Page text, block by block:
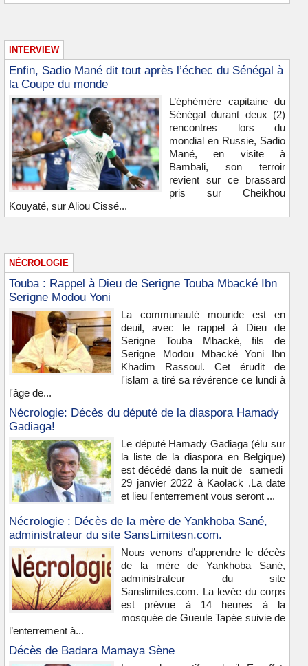
INTERVIEW
Enfin, Sadio Mané dit tout après l’échec du Sénégal à
la Coupe du monde
L’éphémère capitaine du
Sénégal durant deux (2)
rencontres lors du
mondial en Russie, Sadio
Mané, en visite à
Bambali, son terroir
revient sur ce brassard
pris sur Cheikhou
Kouyaté, sur Aliou Cissé...
NÉCROLOGIE
Touba : Rappel à Dieu de Serigne Touba Mbacké Ibn
Serigne Modou Yoni
La communauté mouride est en
deuil, avec le rappel à Dieu de
Serigne Touba Mbacké, fils de
Serigne Modou Mbacké Yoni Ibn
Khadim Rassoul. Cet érudit de
l'islam a tiré sa révérence ce lundi à
l'âge de...
Nécrologie: Décès du député de la diaspora Hamady
Gadiaga!
Le député Hamady Gadiaga (élu sur
la liste de la diaspora en Belgique)
est décédé dans la nuit de samedi
29 janvier 2022 à Kaolack .La date
et lieu l'enterrement vous seront ...
Nécrologie : Décès de la mère de Yankhoba Sané,
administrateur du site SansLimitesn.com.
Nous venons d’apprendre le décès
de la mère de Yankhoba Sané,
administrateur du site
Sanslimites.com. La levée du corps
est prévue à 14 heures à la
mosquée de Gueule Tapée suivie de
l’enterrement à...
Décès de Badara Mamaya Sène